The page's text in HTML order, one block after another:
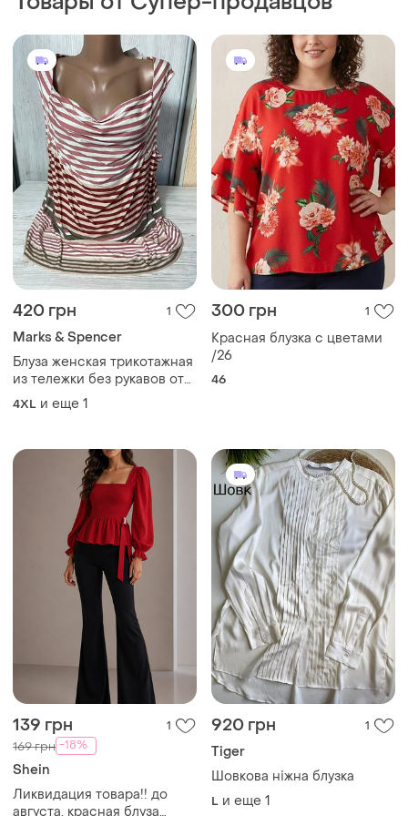
420 грн 1
Marks & Spencer
Блуза женская трикотажная
из тележки без рукавов от
британского бренда marks
&amp; spencer размер 22🍁
4XL и еще 1
300 грн 1
Красная блузка с цветами
-18%
Shein
Ликвидация товара!!️ до
августа. красная блуза
рукав фонарик
One size
920 грн 1
Tiger
Шовкова ніжна блузка
L и еще 1